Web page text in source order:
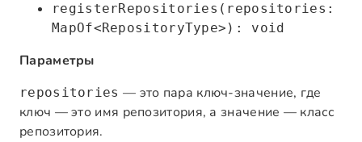
registerRepositories(repositories:
MapOf<RepositoryType>): void
Параметры
repositories — это пара ключ-значение, где
ключ — это имя репозитория, а значение — класс
репозитория.